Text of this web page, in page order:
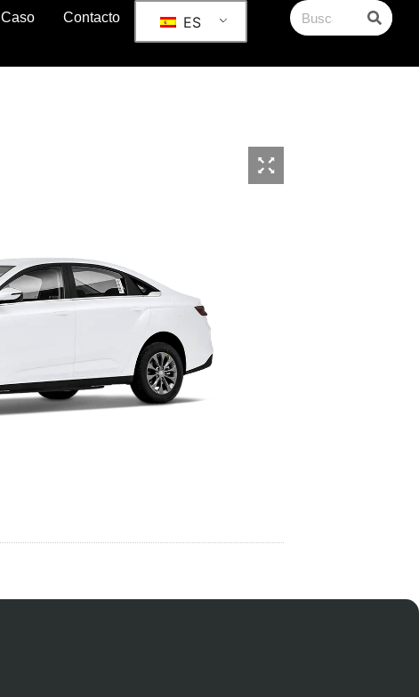
Caso Contacto ES